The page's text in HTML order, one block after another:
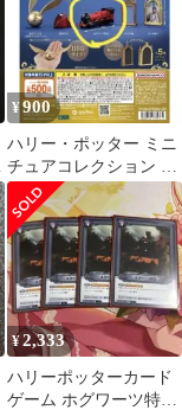
¥900
ハリー・ポッター ミニ
チュアコレクション ホ
グワーツ特急
¥2,333
ハリーポッターカード
ゲーム ホグワーツ特急